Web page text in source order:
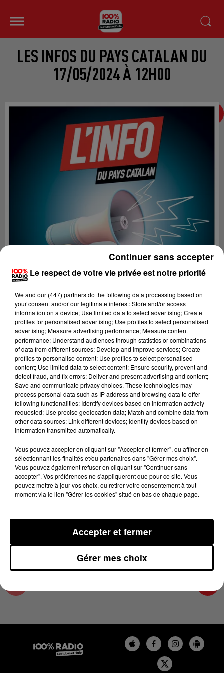
LES INFOS DU PAYS CATALAN DU
17/05/2024 À 12H00
Lecture (2 min 22 sec)
100%
100% Radio les infos du Pays Catalan
17 mai 2024 - 2 min 22 sec
LES INFOS DU PAYS CATALAN DU 17/05/2024
À 12H00
Podcasts infos du Pays Catalan
Le respect de votre vie privée est notre priorité
We and our (447) partnersdo the following data processing based on
your consent and/or our legitimate interest: Store and/or access
information on a device; Use limited data to select advertising; Create
profiles for personalised advertising; Use profiles to select personalised
advertising; Measure advertising performance; Measure content
performance; Understand audiences through statistics or combinations
of data from different sources; Develop and improve services; Create
profiles to personalise content; Use profiles to select personalised
content; Use limited data to select content; Ensure security, prevent and
detect fraud, and fix errors; Deliver and present advertising and content;
Save and communicate privacy choices. These technologies may
process personal data such as IP address and browsing data to offer
following functionalities: Identify devices based on information actively
requested; Use precise geolocation data; Match and combine data from
other data sources; Link different devices; Identify devices based on
information transmitted automatically.
Vous pouvez accepter en cliquant sur "Accepter et fermer", ou affiner en
sélectionnant les finalités et/ou partenaires dans "Gérer mes choix".
Vous pouvez également refuser en cliquant sur "Continuer sans
accepter". Vos préférences ne s'appliqueront que pour ce site. Vous
pouvez mettre à jour vos choix, ou retirer votre consentement à tout
moment via le lien "Gérer les cookies" situé en bas de chaque page.
Gérer mes choix
Accepter et fermer
Continuer sans accepter